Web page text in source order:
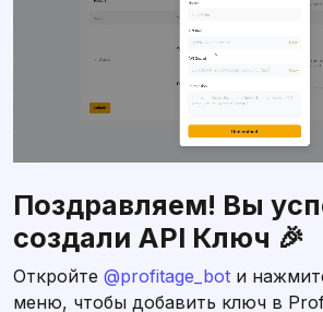
Поздравляем! Вы
создали API Ключ 🎉
Откройте @profitage_bot и
меню, чтобы добавить ключ в